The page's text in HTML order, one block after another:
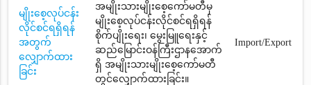
မျိုးစေ့လုပ်ငန်း
လိုင်စင်ရရှိရန်
အတွက်
လျှောက်ထား
ခြင်း
အမျိုးသားမျိုးစေ့ကော်မတီမှ
မျိုးစေ့လုပ်ငန်းလိုင်စင်ရရှိရန်
စိုက်ပျိုးရေး၊ မွေးမြူရေးနှင့်
ဆည်မြောင်းဝန်ကြီးဌာနအောက်
ရှိ အမျိုးသားမျိုးစေ့ကော်မတီ
တွင်လျှောက်ထားခြင်း။
Import/Export